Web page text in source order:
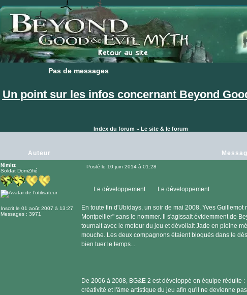
Pas de messages
Pas de messages
Un point sur les infos concernant Beyond
Index du forum » Le site & le forum
Auteur
Nimitz
Soldat DomZifié
Inscrit le 01 août 2007 à 13:27
Messages : 3971
Posté le 10 juin 2014 à 01:28
Le développement Le développement
En toute fin d'Ubidays, un soir de mai 2008, Yves
Montpellier" sans le nommer. Il s'agissait évidemment de
tournait avec le moteur du jeu et dévoilait Jade en pleine
mouche. Les deux compagnons étaient bloqués dans le
bien tuer le temps...
De 2006 à 2008, BG&E 2 est développé en équipe réduite
créativité et l'âme artistique du jeu afin qu'il ne devienne